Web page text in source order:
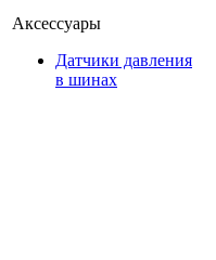
Аксессуары
Датчики давления
в шинах